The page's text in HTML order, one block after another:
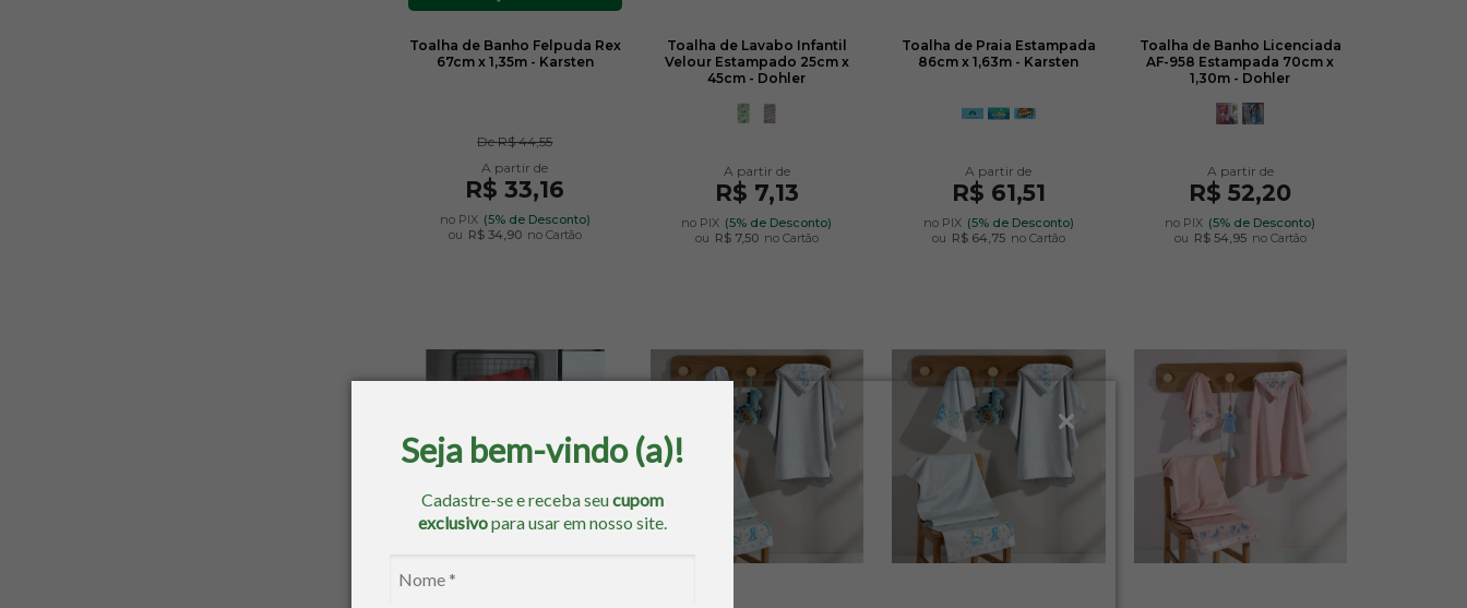
Seja bem-vindo (a)!
Cadastre-se e receba seucupom
exclusivopara usar em nosso site.
Toalha de Banho Felpuda Rex
67cm x 1,35m - Karsten
DeR$ 44,55
R$ 33,16
no PIX (5% de Desconto)
ou R$ 34,90 no Cartão
Toalha de Lavabo Infantil
Velour Estampado 25cm x
45cm - Dohler
R$ 7,13
no PIX (5% de Desconto)
ou R$ 7,50 no Cartão
Toalha de Praia Estampada
86cm x 1,63m - Karsten
R$ 61,51
no PIX (5% de Desconto)
ou R$ 64,75 no Cartão
Toalha de Banho Licenciada
AF-958 Estampada 70cm x
1,30m - Dohler
R$ 52,20
no PIX (5% de Desconto)
ou R$ 54,95 no Cartão